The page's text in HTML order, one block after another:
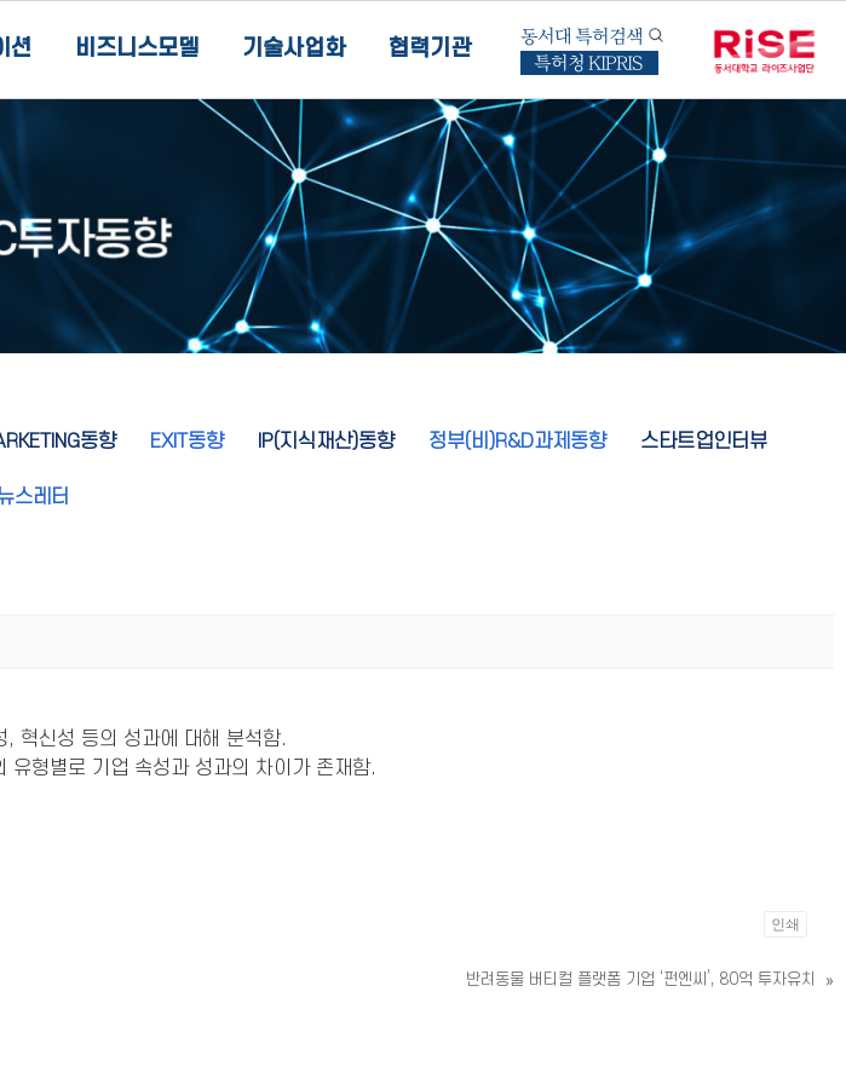
션 비즈니스모델 기술사업화 협력기관
동서대 특허검색
특허청 KIPRIS
동향 EXIT동향 IP(지식재산)동향 정부(비)R&D과제동향 스타트업인터뷰
스레터
혁신성 등의 성과에 대해 분석함.
형별로 기업 속성과 성과의 차이가 존재함.
인쇄
반려동물 버티컬 플랫폼 기업 ‘펀엔씨’, 80억 투자유치 »